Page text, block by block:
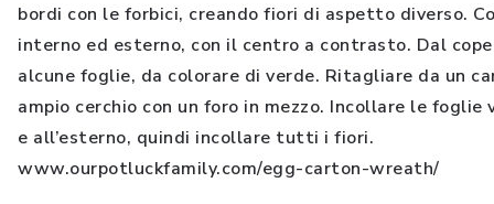
bordi con le forbici, creando fiori di aspetto diverso.
interno ed esterno, con il centro a contrasto. Dal
alcune foglie, da colorare di verde. Ritagliare da un
ampio cerchio con un foro in mezzo. Incollare le foglie
e all’esterno, quindi incollare tutti i fiori.
www.ourpotluckfamily.com/egg-carton-wreath/